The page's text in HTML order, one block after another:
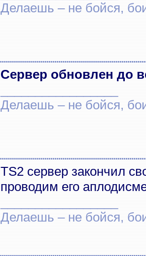
Делаешь – не бойся,
Сервер обновлен до
Делаешь – не бойся,
TS2 сервер закончил
проводим его
Делаешь – не бойся,